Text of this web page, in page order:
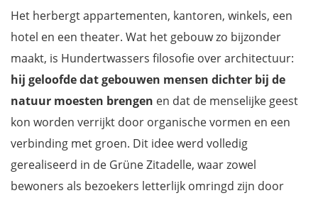
Het herbergt appartementen, kantoren, winkels, een
hotel en een theater. Wat het gebouw zo bijzonder
maakt, is Hundertwassers filosofie over architectuur:
hij geloofde dat gebouwen mensen dichter bij de
natuur moesten brengen en dat de menselijke geest
kon worden verrijkt door organische vormen en een
verbinding met groen. Dit idee werd volledig
gerealiseerd in de Grüne Zitadelle, waar zowel
bewoners als bezoekers letterlijk omringd zijn door